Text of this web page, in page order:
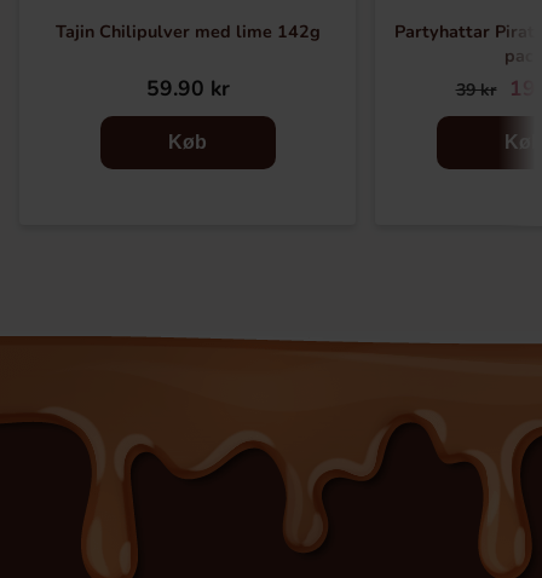
Tajin Chilipulver med lime 142g
59.90 kr
Køb
Partyhattar Pirat
pack
39 kr
Køb